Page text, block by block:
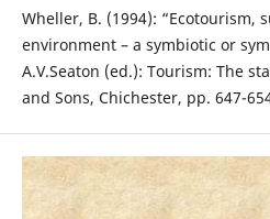
Wheller, B. (1994): “Ecotourism,
environment – a symbiotic or
A.V.Seaton (ed.): Tourism: The
and Sons, Chichester, pp. 647-